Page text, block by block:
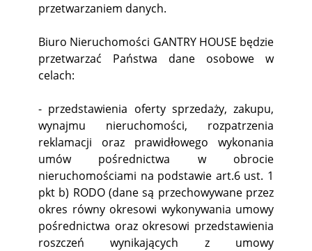
przetwarzaniem danych.
Biuro Nieruchomości GANTRY HOUSE będzie
przetwarzać Państwa dane osobowe w
celach:
- przedstawienia oferty sprzedaży, zakupu,
wynajmu nieruchomości, rozpatrzenia
reklamacji oraz prawidłowego wykonania
umów pośrednictwa w obrocie
nieruchomościami na podstawie art.6 ust. 1
pkt b) RODO (dane są przechowywane przez
okres równy okresowi wykonywania umowy
pośrednictwa oraz okresowi przedstawienia
roszczeń wynikających z umowy